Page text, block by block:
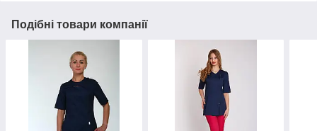
Подібні товари компанії